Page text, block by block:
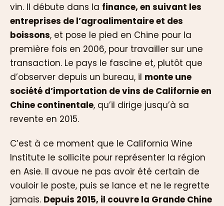
vin. Il débute dans la finance, en suivant les
entreprises de l’agroalimentaire et des
boissons, et pose le pied en Chine pour la
première fois en 2006, pour travailler sur une
transaction. Le pays le fascine et, plutôt que
d’observer depuis un bureau, il monte une
société d’importation de vins de Californie en
Chine continentale, qu’il dirige jusqu’à sa
revente en 2015.
C’est à ce moment que le California Wine
Institute le sollicite pour représenter la région
en Asie. Il avoue ne pas avoir été certain de
vouloir le poste, puis se lance et ne le regrette
jamais. Depuis 2015, il couvre la Grande Chine